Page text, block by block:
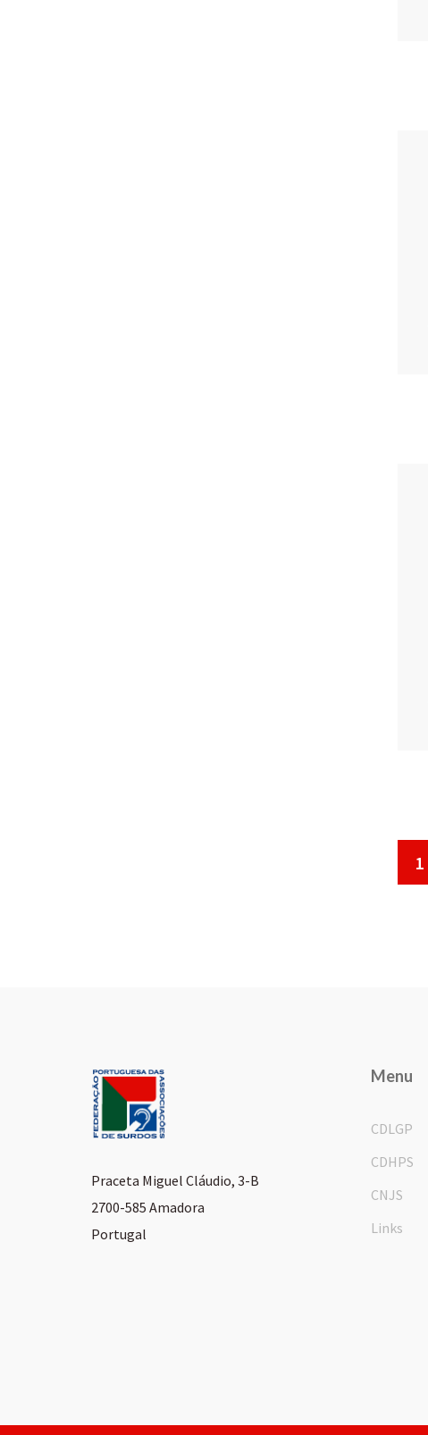
1
Praceta Miguel Cláudio, 3-B
2700-585 Amadora
Portugal
Menu
CDLGP
CDHPS
CNJS
Links